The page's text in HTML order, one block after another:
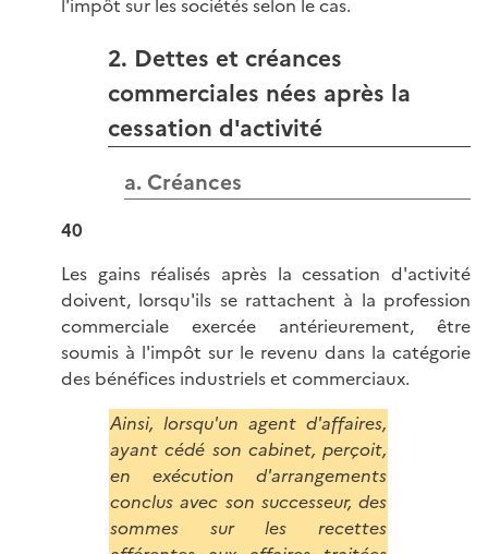
l'impôt sur les sociétés selon le cas.
2. Dettes et créances
commerciales nées après la
cessation d'activité
a. Créances
40
Les gains réalisés après la cessation d'activité
doivent, lorsqu'ils se rattachent à la profession
commerciale exercée antérieurement, être
soumis à l'impôt sur le revenu dans la catégorie
des bénéfices industriels et commerciaux.
Ainsi, lorsqu'un agent d'affaires,
ayant cédé son cabinet, perçoit,
en exécution d'arrangements
conclus avec son successeur, des
sommes sur les recettes